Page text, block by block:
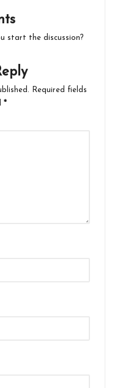
start the discussion?
Required fields
*